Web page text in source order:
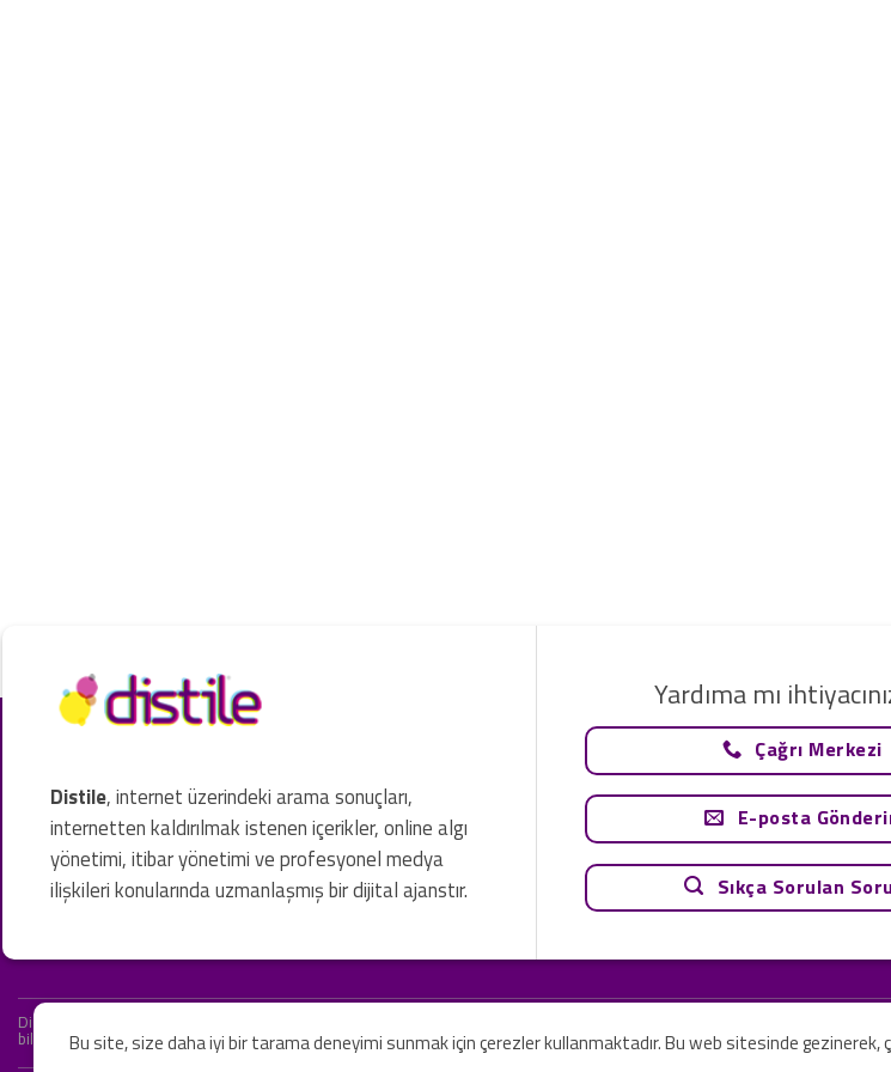
Distile, internet üzerindeki arama sonuçları,
internetten kaldırılmak istenen içerikler, online algı
yönetimi, itibar yönetimi ve profesyonel medya
ilişkileri konularında uzmanlaşmış bir dijital ajanstır.
Yardıma mı
Çağrı Merkezi
E-posta
Sıkça Sorulan
Distile bir hukuk firması değildir ve hizmetlerimizin hiçbiri resmi hukuki tavsiye olarak değerlendirilemez. Sadece teknoloji
bilgiler yalnızca genel bilgi niteliğindedir. Yasal tavsiye olarak değerlendirilmesi amaçlanmamıştır.
Bu site, size daha iyi bir tarama deneyimi sunmak için çerezler kullanmaktadır. Bu web sitesinde gezinerek,